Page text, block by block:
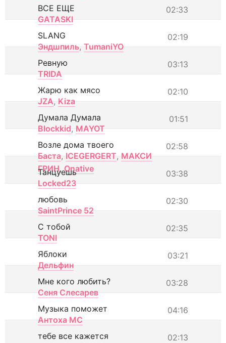
02:33
ВСЕ ЕЩЕ
GATASKI
02:19
SLANG
Эндшпиль, TumaniYO
03:13
Ревную
TRIDA
02:10
Жарю как мясо
JZA, Kiza
01:51
Думала Думала
Blockkid, MAYOT
02:58
Возле дома твоего
Баста, ICEGERGERT, МАКСИ
ГРИН, Onative 03:38
Танцуешь
Locked23
02:30
любовь
SaintPrince 52
02:35
С тобой
TONI
03:21
Яблоки
Дельфин
03:28
Мне кого любить?
Сеня Слесарев
04:16
Музыка поможет
Антоха МС
02:13
тебе все кажется